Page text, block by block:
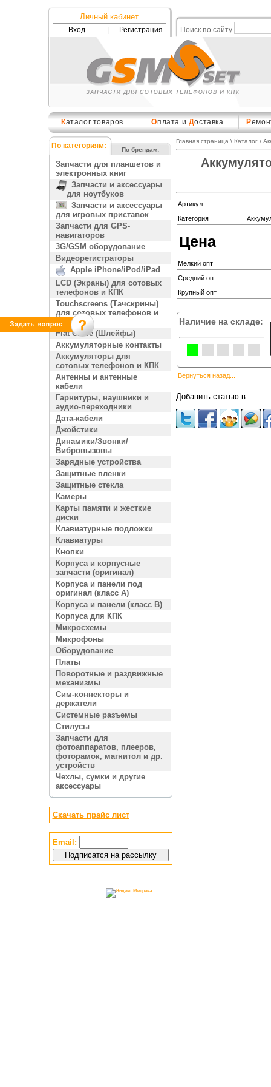
Личный кабинет
Вход Регистрация Поиск по сайту
Каталог товаров Оплата и Доставка Р
По категориям: По брендам:
Запчасти для планшетов и
электронных книг
Запчасти и аксессуары
для ноутбуков
Запчасти и аксессуары
для игровых приставок
Запчасти для GPS-
навигаторов
3G/GSM оборудование
Видеорегистраторы
Apple iPhone/iPod/iPad
LCD (Экраны) для сотовых
телефонов и КПК
Touchscreens (Тачскрины)
для сотовых телефонов и
КПК
Flat Cable (Шлейфы)
Аккумуляторные контакты
Аккумуляторы для
сотовых телефонов и КПК
Антенны и антенные
кабели
Гарнитуры, наушники и
аудио-переходники
Дата-кабели
Джойстики
Динамики/Звонки/
Вибровызовы
Зарядные устройства
Защитные пленки
Защитные стекла
Камеры
Карты памяти и жесткие
диски
Клавиатурные подложки
Клавиатуры
Кнопки
Корпуса и корпусные
запчасти (оригинал)
Корпуса и панели под
оригинал (класс A)
Корпуса и панели (класс B)
Корпуса для КПК
Микросхемы
Микрофоны
Оборудование
Платы
Поворотные и раздвижные
механизмы
Сим-коннекторы и
держатели
Системные разъемы
Стилусы
Запчасти для
фотоаппаратов, плееров,
фоторамок, магнитол и др.
устройств
Чехлы, сумки и другие
аксессуары
Скачать прайс лист
Email:
Главная страница \ Каталог\
Артикул
Категория
Цена
Мелкий опт
Средний опт
Крупный опт
Наличие на складе:
Вернуться назад...
Добавить статью в: